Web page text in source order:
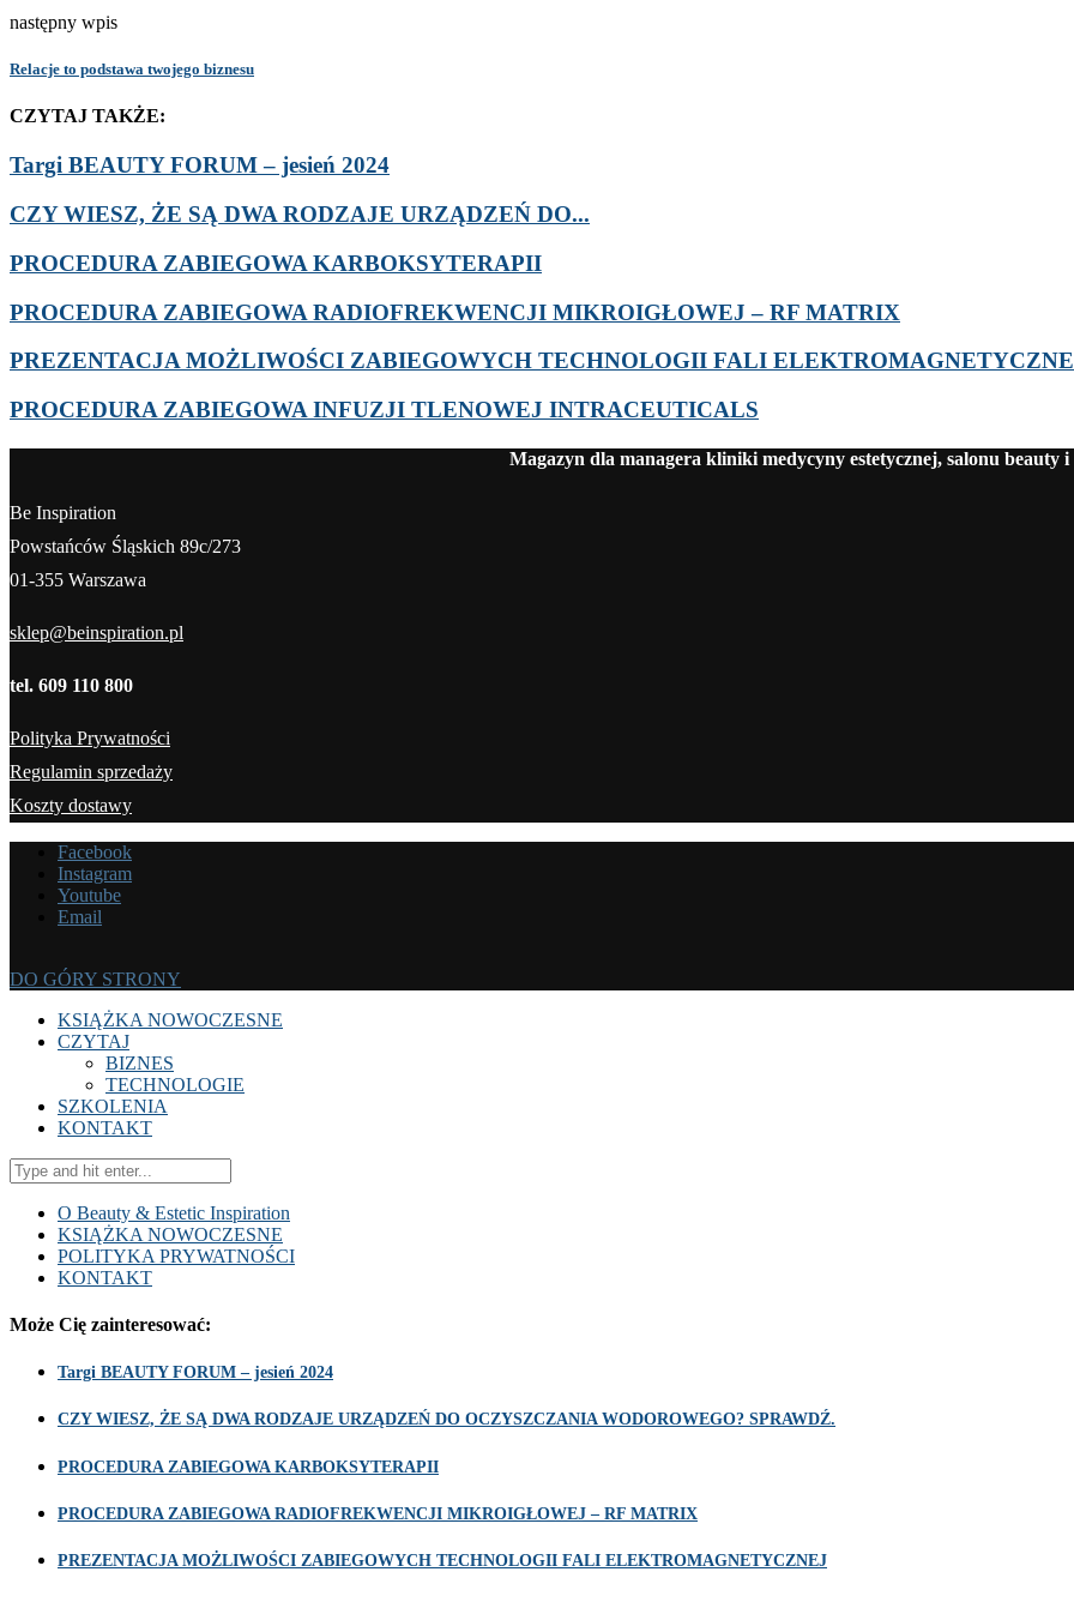
następny wpis
Relacje to podstawa twojego biznesu
CZYTAJ TAKŻE:
Targi BEAUTY FORUM – jesień 2024
CZY WIESZ, ŻE SĄ DWA RODZAJE URZĄDZEŃ DO...
PROCEDURA ZABIEGOWA KARBOKSYTERAPII
PROCEDURA ZABIEGOWA RADIOFREKWENCJI MIKROIGŁOWEJ – RF MATRIX
PREZENTACJA MOŻLIWOŚCI ZABIEGOWYCH TECHNOLOGII FALI
PROCEDURA ZABIEGOWA INFUZJI TLENOWEJ INTRACEUTICALS
Magazyn dla managera kliniki medycyny estetycznej, salonu beauty i
Be Inspiration
Powstańców Śląskich 89c/273
01-355 Warszawa
sklep@beinspiration.pl
tel. 609 110 800
Polityka Prywatności
Regulamin sprzedaży
Koszty dostawy
Facebook
Instagram
Youtube
Email
DO GÓRY STRONY
KSIĄŻKA NOWOCZESNE
CZYTAJ
BIZNES
TECHNOLOGIE
SZKOLENIA
KONTAKT
O Beauty & Estetic Inspiration
KSIĄŻKA NOWOCZESNE
POLITYKA PRYWATNOŚCI
KONTAKT
Może Cię zainteresować:
Targi BEAUTY FORUM – jesień 2024
CZY WIESZ, ŻE SĄ DWA RODZAJE URZĄDZEŃ DO OCZYSZCZANIA WODOROWEGO? SPRAWDŹ.
PROCEDURA ZABIEGOWA KARBOKSYTERAPII
PROCEDURA ZABIEGOWA RADIOFREKWENCJI MIKROIGŁOWEJ – RF MATRIX
PREZENTACJA MOŻLIWOŚCI ZABIEGOWYCH TECHNOLOGII FALI ELEKTROMAGNETYCZNEJ